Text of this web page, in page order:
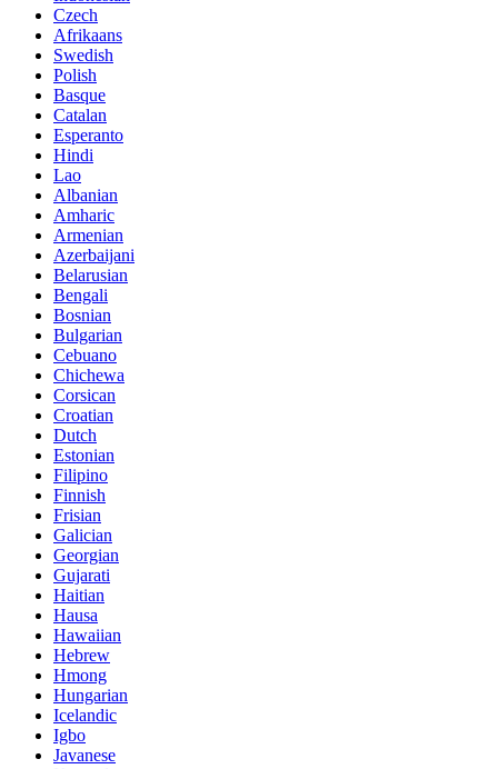
Czech
Afrikaans
Swedish
Polish
Basque
Catalan
Esperanto
Hindi
Lao
Albanian
Amharic
Armenian
Azerbaijani
Belarusian
Bengali
Bosnian
Bulgarian
Cebuano
Chichewa
Corsican
Croatian
Dutch
Estonian
Filipino
Finnish
Frisian
Galician
Georgian
Gujarati
Haitian
Hausa
Hawaiian
Hebrew
Hmong
Hungarian
Icelandic
Igbo
Javanese